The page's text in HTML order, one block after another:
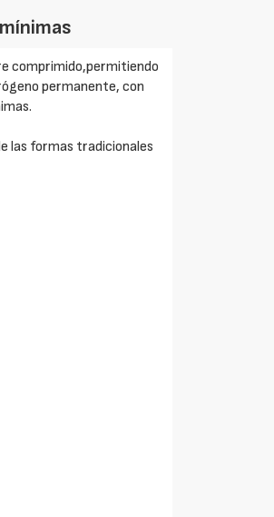
comprimido,permitiendo
permanente, con
las formas tradicionales